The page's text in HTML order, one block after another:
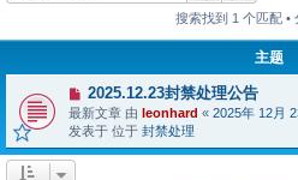
搜索找到 1 个匹配 •
主题
有
新
帖
2025.12.23封禁处理公告
最新文章 由 leonhard « 2025年 12月
发表于 位于 封禁处理